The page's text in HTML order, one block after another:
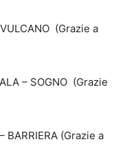
(Grazie a
– SOGNO (Grazie
BARRIERA (Grazie a